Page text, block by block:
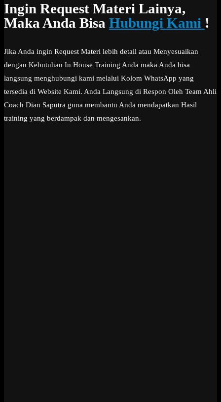
Ingin Request Materi Lainya,
Maka Anda Bisa Hubungi Kami !
Jika Anda ingin Request Materi lebih detail atau Menyesuaikan
dengan Kebutuhan In House Training Anda maka Anda bisa
langsung menghubungi kami melalui Kolom WhatsApp yang
tersedia di Website Kami. Anda Langsung di Respon Oleh Team Ahli
Coach Dian Saputra guna membantu Anda mendapatkan Hasil
training yang berdampak dan mengesankan.